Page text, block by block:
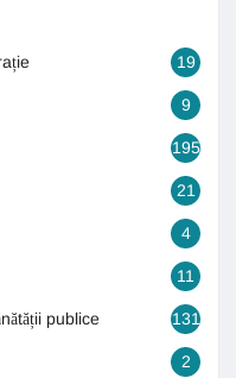
19
9
195
21
4
11
publice 131
2